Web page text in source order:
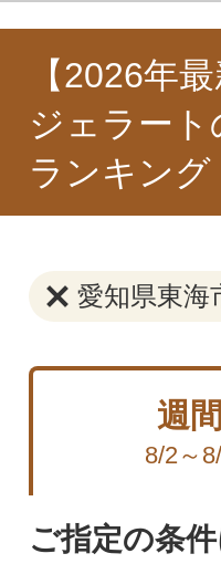
【2026年
ジェラー
ランキング
愛知県東海
週間
8/2～
ご指定の条